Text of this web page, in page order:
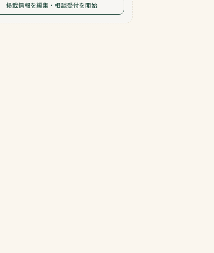
掲載情報を編集・相談受付を開始